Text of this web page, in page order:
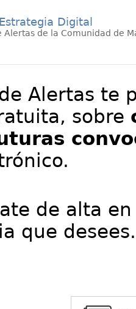
Digital
Alertas de la Comunidad de
Alertas te
sobre
de alta
que desees.